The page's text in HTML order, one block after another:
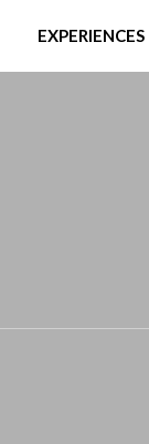
EXPERIENCES